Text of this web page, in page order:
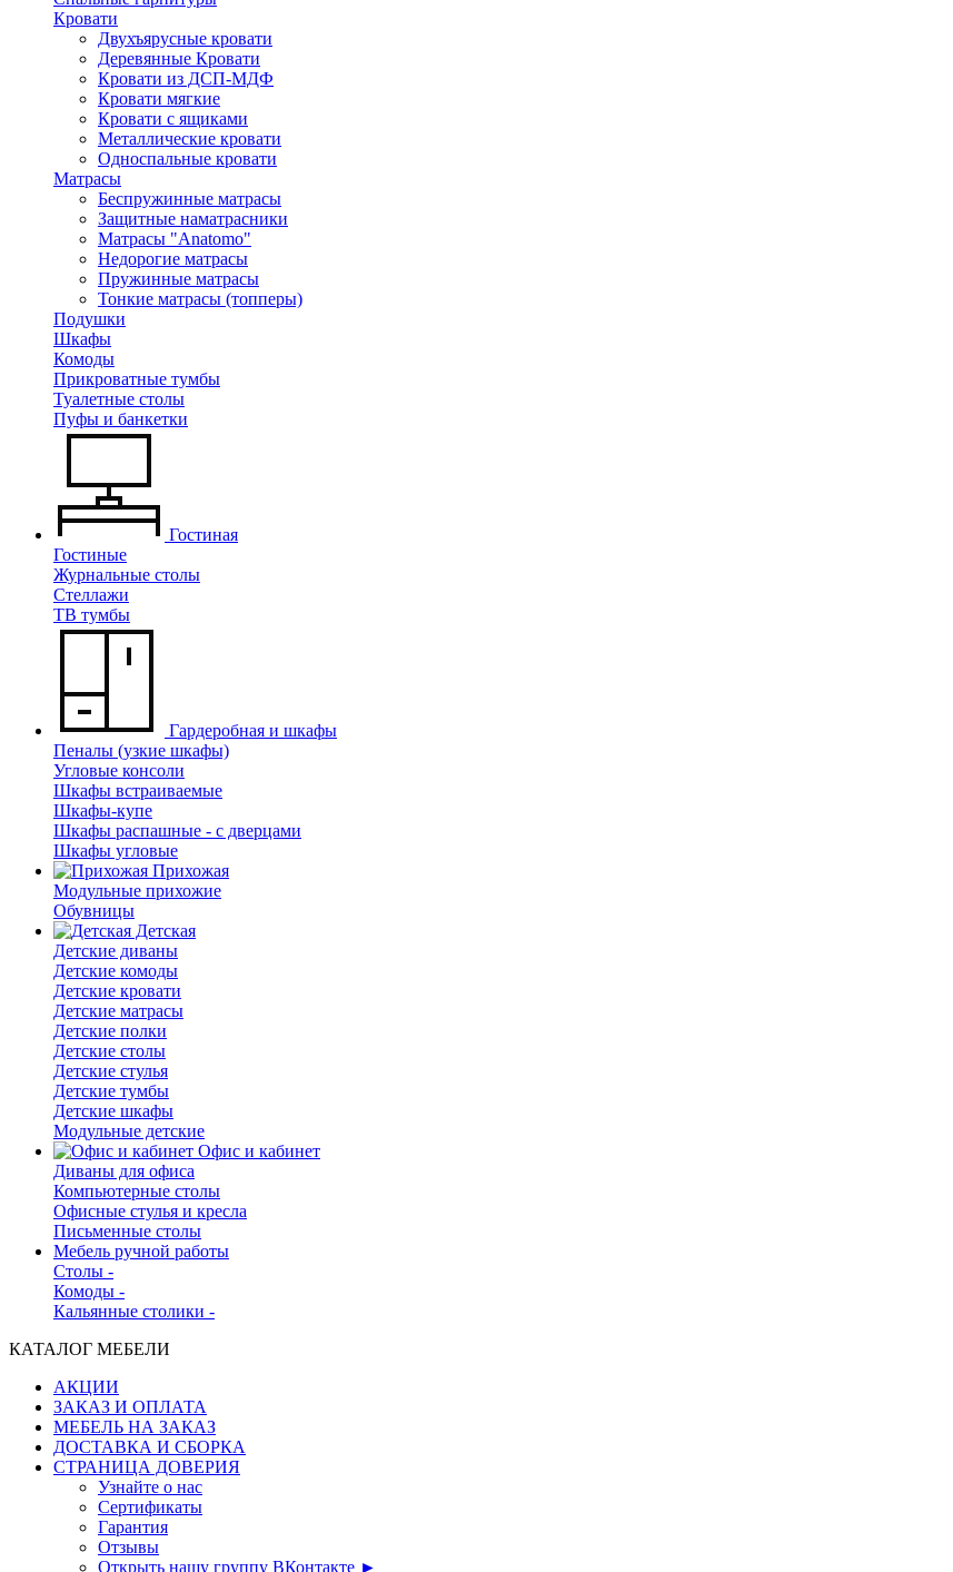
Кровати
Двухъярусные кровати
Деревянные Кровати
Кровати из ДСП-МДФ
Кровати мягкие
Кровати с ящиками
Металлические кровати
Односпальные кровати
Матрасы
Беспружинные матрасы
Защитные наматрасники
Матрасы "Anatomo"
Недорогие матрасы
Пружинные матрасы
Тонкие матрасы (топперы)
Подушки
Шкафы
Комоды
Прикроватные тумбы
Туалетные столы
Пуфы и банкетки
Гостиная
Гостиные
Журнальные столы
Стеллажи
ТВ тумбы
Гардеробная и шкафы
Пеналы (узкие шкафы)
Угловые консоли
Шкафы встраиваемые
Шкафы-купе
Шкафы распашные - с дверцами
Шкафы угловые
Прихожая
Модульные прихожие
Обувницы
Детская
Детские диваны
Детские комоды
Детские кровати
Детские матрасы
Детские полки
Детские столы
Детские стулья
Детские тумбы
Детские шкафы
Модульные детские
Офис и кабинет
Диваны для офиса
Компьютерные столы
Офисные стулья и кресла
Письменные столы
Мебель ручной работы
Столы -
Комоды -
Кальянные столики -
КАТАЛОГ МЕБЕЛИ
АКЦИИ
ЗАКАЗ И ОПЛАТА
МЕБЕЛЬ НА ЗАКАЗ
ДОСТАВКА И СБОРКА
СТРАНИЦА ДОВЕРИЯ
Узнайте о нас
Сертификаты
Гарантия
Отзывы
Открыть нашу группу ВКонтакте ►